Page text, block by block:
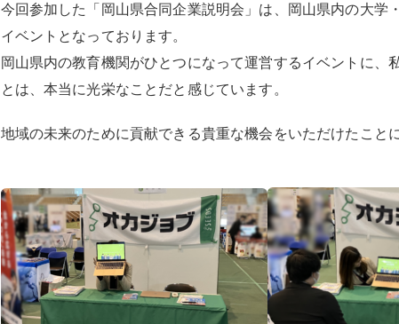
今回参加した「岡山県合同企業説明会」は、岡山県内の大
イベントとなっております。
岡山県内の教育機関がひとつになって運営するイベントに、
とは、本当に光栄なことだと感じています。
地域の未来のために貢献できる貴重な機会をいただけたこと